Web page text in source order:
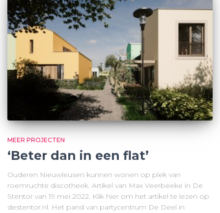
MEER PROJECTEN
‘Beter dan in een flat’
Ouderen Nieuwleusen kunnen wonen op plek van
roemruchte discotheek. Artikel van Max Veerbeeke in De
Stentor van 19 mei 2022. Klik hier om het artikel te lezen op
destentor.nl. Het pand van partycentrum De Deel in